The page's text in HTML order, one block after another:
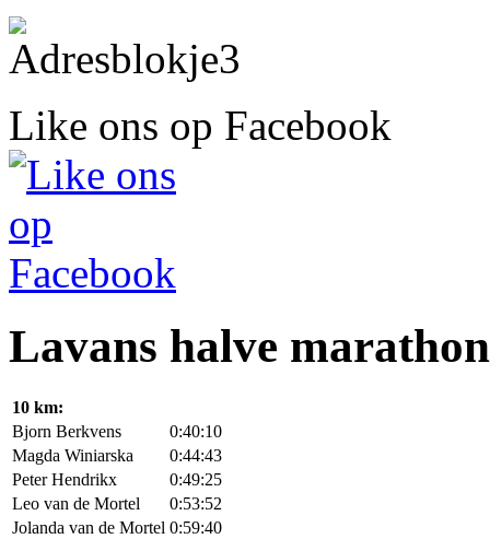
Like ons op Facebook
Lavans halve
10 km:
Bjorn Berkvens
0:40:10
Magda Winiarska
0:44:43
Peter Hendrikx
0:49:25
Leo van de Mortel
0:53:52
Jolanda van de Mortel 0:59:40